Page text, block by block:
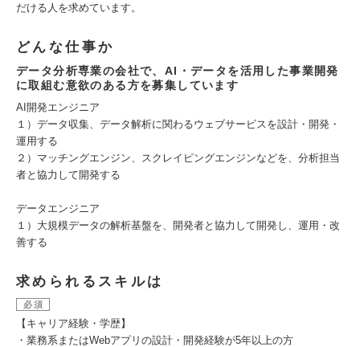
だける人を求めています。
どんな仕事か
データ分析専業の会社で、AI・データを活用した事業開発
に取組む意欲のある方を募集しています
AI開発エンジニア
１）データ収集、データ解析に関わるウェブサービスを設計・開発・
運用する
２）マッチングエンジン、スクレイピングエンジンなどを、分析担当
者と協力して開発する
データエンジニア
１）大規模データの解析基盤を、開発者と協力して開発し、運用・改
善する
求められるスキルは
必須
【キャリア経験・学歴】
・業務系またはWebアプリの設計・開発経験が5年以上の方